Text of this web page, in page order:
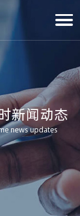
新闻动态
news updates